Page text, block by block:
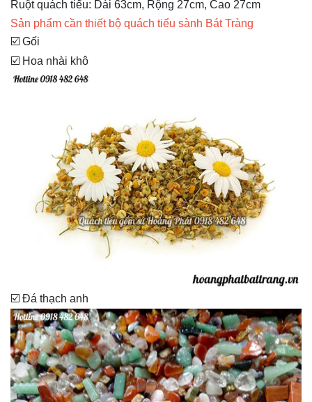
Ruột quách tiểu: Dài 63cm, Rộng 27cm, Cao 27cm
Sản phẩm cần thiết bộ quách tiểu sành Bát Tràng
☑️ Gối
☑️ Hoa nhài khô
☑️ Đá thạch anh